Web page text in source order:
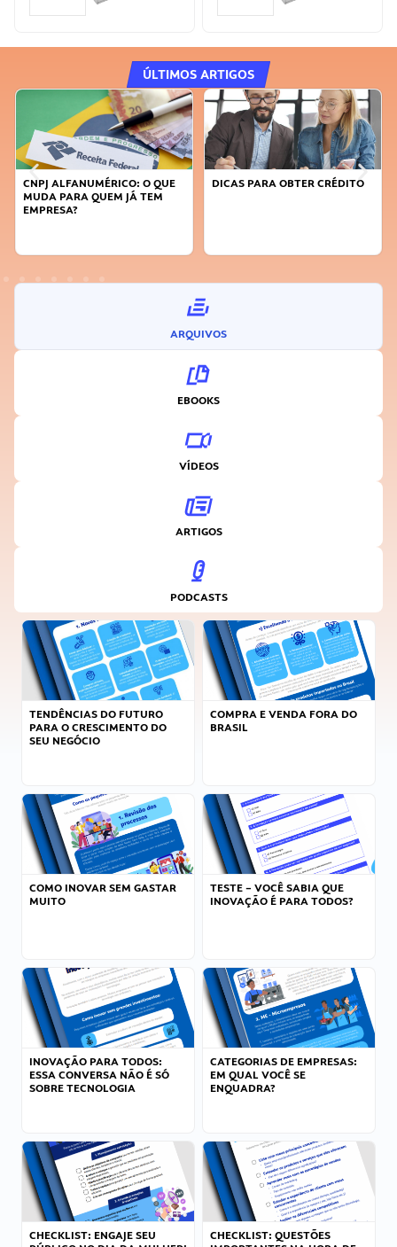
ÚLTIMOS ARTIGOS
DICAS PARA OBTER CRÉDITO
FAÇA A DIFERENÇA: SEJA
ARQUIVOS
EBOOKS
VÍDEOS
ARTIGOS
PODCASTS
TENDÊNCIAS DO FUTURO
PARA O CRESCIMENTO DO
SEU NEGÓCIO
COMPRA E VENDA FORA DO
BRASIL
COMO INOVAR SEM GASTAR
MUITO
TESTE – VOCÊ SABIA QUE
INOVAÇÃO É PARA TODOS?
INOVAÇÃO PARA TODOS:
ESSA CONVERSA NÃO É SÓ
SOBRE TECNOLOGIA
CATEGORIAS DE EMPRESAS:
EM QUAL VOCÊ SE
ENQUADRA?
CHECKLIST: ENGAJE SEU
CHECKLIST: QUESTÕES